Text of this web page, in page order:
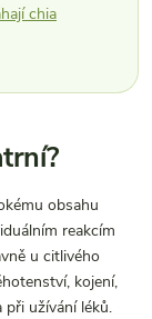
chia
obsahu
reakcím
u citlivého
kojení,
užívání léků.